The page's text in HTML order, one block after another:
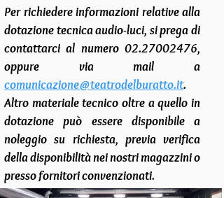
Per richiedere informazioni relative alla
dotazione tecnica audio-luci, si prega di
contattarci al numero 02.27002476,
oppure via mail a
comunicazione@teatrodelburatto.it.
Altro materiale tecnico oltre a quello in
dotazione può essere disponibile a
noleggio su richiesta, previa verifica
della disponibilità nei nostri magazzini o
presso fornitori convenzionati.